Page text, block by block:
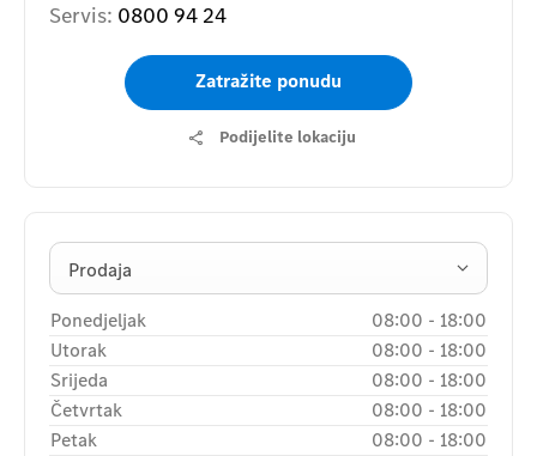
Servis: 0800 94 24
Zatražite ponudu
Podijelite lokaciju
Prodaja
Ponedjeljak 08:00 - 18:00
Utorak
08:00 - 18:00
Srijeda
08:00 - 18:00
Četvrtak
08:00 - 18:00
Petak
08:00 - 18:00